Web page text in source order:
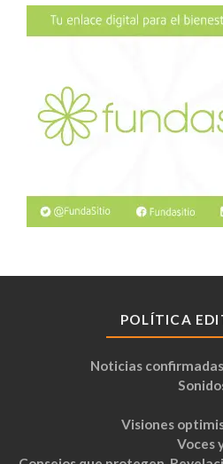
POLÍTICA
Noticias
Visiones
Voces